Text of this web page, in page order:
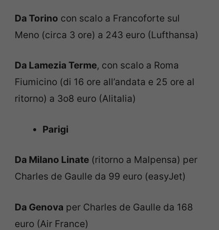
Da Torino con scalo a Francoforte sul
Meno (circa 3 ore) a 243 euro (Lufthansa)
Da Lamezia Terme, con scalo a Roma
Fiumicino (di 16 ore all’andata e 25 ore al
ritorno) a 3o8 euro (Alitalia)
Parigi
Da Milano Linate (ritorno a Malpensa) per
Charles de Gaulle da 99 euro (easyJet)
Da Genova per Charles de Gaulle da 168
euro (Air France)